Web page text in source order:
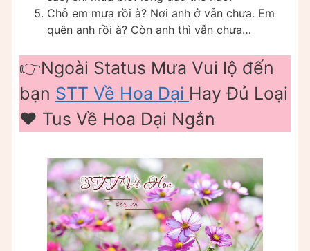
Chỗ em mưa rồi à? Nơi anh ở vẫn chưa. Em
quên anh rồi à? Còn anh thì vẫn chưa…
👉Ngoài Status Mưa Vui lộ đến
bạn STT Về Hoa Dại Hay Đủ Loại
❤️️ Tus Về Hoa Dại Ngắn